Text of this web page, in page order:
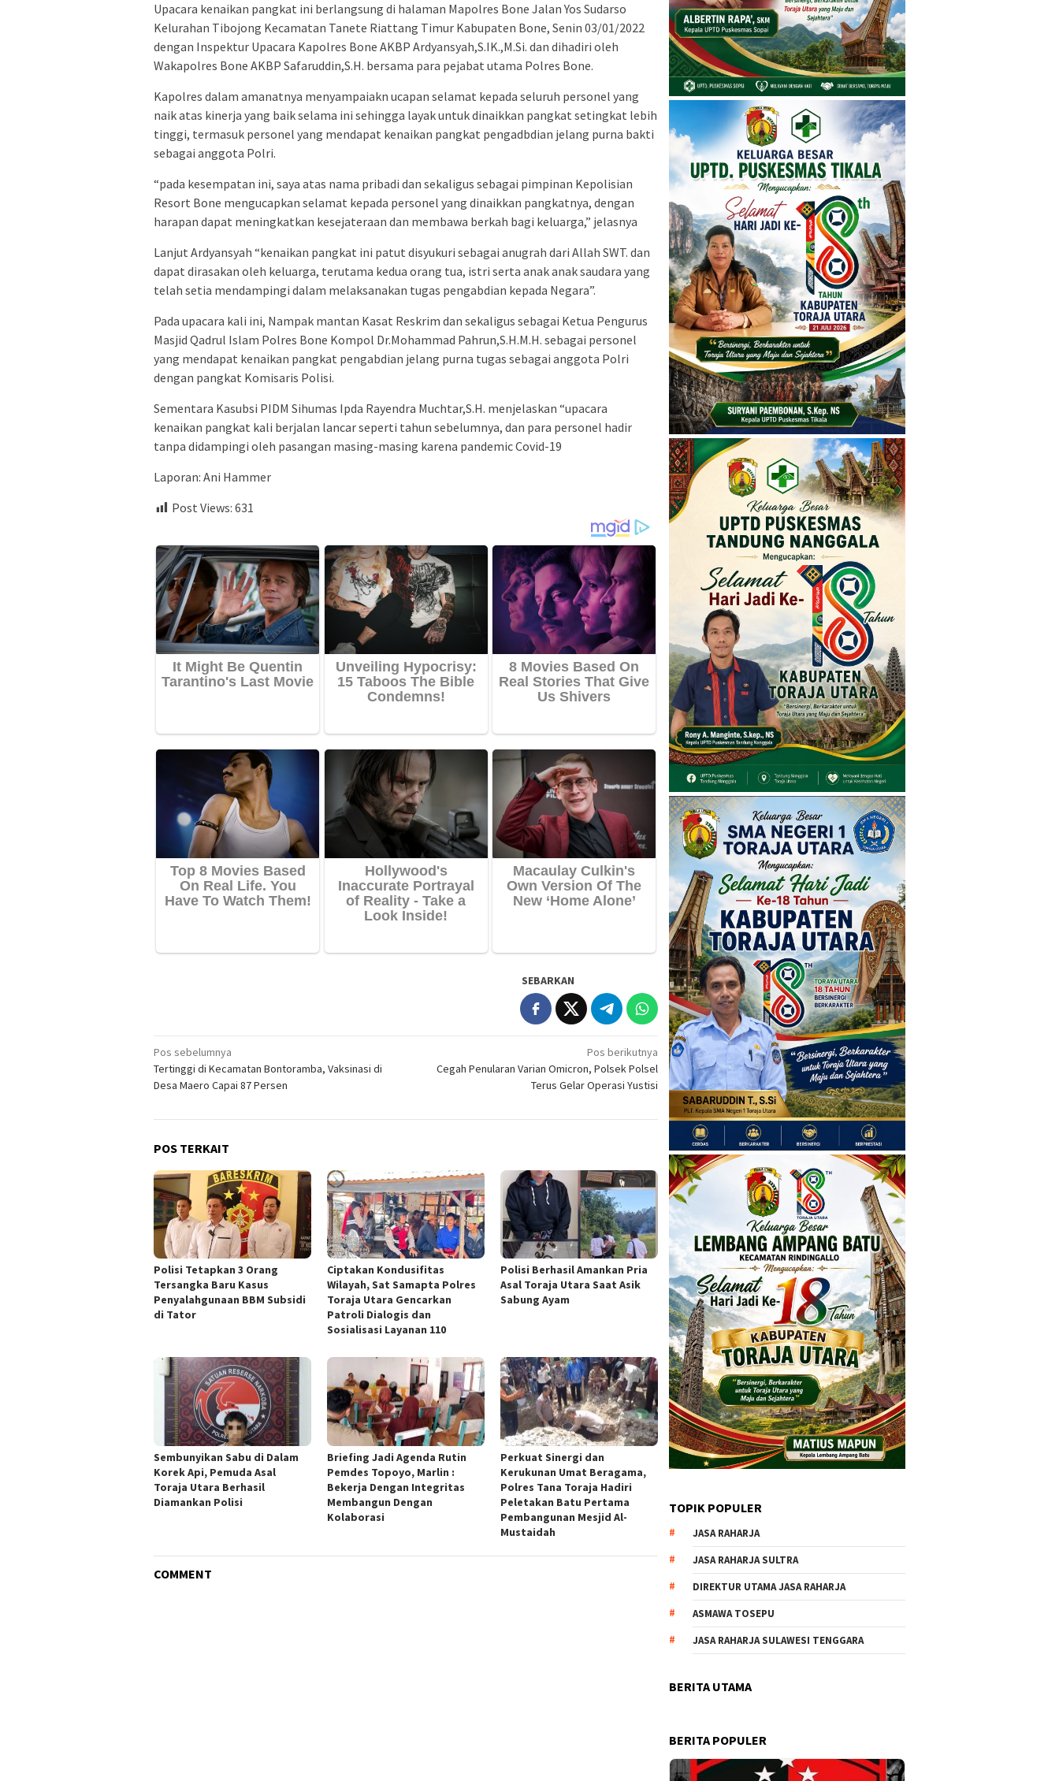
Upacara kenaikan pangkat ini berlangsung di halaman Mapolres Bone Jalan Yos Sudarso
Kelurahan Tibojong Kecamatan Tanete Riattang Timur Kabupaten Bone, Senin 03/01/2022
dengan Inspektur Upacara Kapolres Bone AKBP Ardyansyah,S.IK.,M.Si. dan dihadiri oleh
Wakapolres Bone AKBP Safaruddin,S.H. bersama para pejabat utama Polres Bone.
Kapolres dalam amanatnya menyampaiakn ucapan selamat kepada seluruh personel yang
naik atas kinerja yang baik selama ini sehingga layak untuk dinaikkan pangkat setingkat lebih
tinggi, termasuk personel yang mendapat kenaikan pangkat pengadbdian jelang purna bakti
sebagai anggota Polri.
“pada kesempatan ini, saya atas nama pribadi dan sekaligus sebagai pimpinan Kepolisian
Resort Bone mengucapkan selamat kepada personel yang dinaikkan pangkatnya, dengan
harapan dapat meningkatkan kesejateraan dan membawa berkah bagi keluarga,” jelasnya
Lanjut Ardyansyah “kenaikan pangkat ini patut disyukuri sebagai anugrah dari Allah SWT. dan
dapat dirasakan oleh keluarga, terutama kedua orang tua, istri serta anak anak saudara yang
telah setia mendampingi dalam melaksanakan tugas pengabdian kepada Negara”.
Pada upacara kali ini, Nampak mantan Kasat Reskrim dan sekaligus sebagai Ketua Pengurus
Masjid Qadrul Islam Polres Bone Kompol Dr.Mohammad Pahrun,S.H.M.H. sebagai personel
yang mendapat kenaikan pangkat pengabdian jelang purna tugas sebagai anggota Polri
dengan pangkat Komisaris Polisi.
Sementara Kasubsi PIDM Sihumas Ipda Rayendra Muchtar,S.H. menjelaskan “upacara
kenaikan pangkat kali berjalan lancar seperti tahun sebelumnya, dan para personel hadir
tanpa didampingi oleh pasangan masing-masing karena pandemic Covid-19
Laporan: Ani Hammer
Post Views: 631
SEBARKAN
Navigasi
pos
Pos sebelumnya
Tertinggi di Kecamatan Bontoramba, Vaksinasi di
Desa Maero Capai 87 Persen
Pos berikutnya
Cegah Penularan Varian Omicron, Polsek Polsel
Terus Gelar Operasi Yustisi
POS TERKAIT
Polisi Tetapkan 3 Orang
Tersangka Baru Kasus
Penyalahgunaan BBM Subsidi
di Tator
Ciptakan Kondusifitas
Wilayah, Sat Samapta Polres
Toraja Utara Gencarkan
Patroli Dialogis dan
Sosialisasi Layanan 110
Polisi Berhasil Amankan Pria
Asal Toraja Utara Saat Asik
Sabung Ayam
Sembunyikan Sabu di Dalam
Korek Api, Pemuda Asal
Toraja Utara Berhasil
Diamankan Polisi
Briefing Jadi Agenda Rutin
Pemdes Topoyo, Marlin :
Bekerja Dengan Integritas
Membangun Dengan
Kolaborasi
Perkuat Sinergi dan
Kerukunan Umat Beragama,
Polres Tana Toraja Hadiri
Peletakan Batu Pertama
Pembangunan Mesjid Al-
Mustaidah
COMMENT
TOPIK POPULER
JASA RAHARJA
JASA RAHARJA SULTRA
DIREKTUR UTAMA JASA RAHARJA
ASMAWA TOSEPU
JASA RAHARJA SULAWESI TENGGARA
BERITA UTAMA
BERITA POPULER